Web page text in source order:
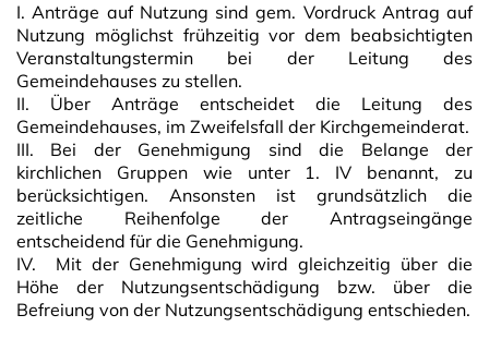
I. Anträge auf Nutzung sind gem. Vordruck Antrag auf
Nutzung möglichst frühzeitig vor dem beabsichtigten
Veranstaltungstermin bei der Leitung des
Gemeindehauses zu stellen.
II. Über Anträge entscheidet die Leitung des
Gemeindehauses, im Zweifelsfall der Kirchgemeinderat.
III. Bei der Genehmigung sind die Belange der
kirchlichen Gruppen wie unter 1. IV benannt, zu
berücksichtigen. Ansonsten ist grundsätzlich die
zeitliche Reihenfolge der Antragseingänge
entscheidend für die Genehmigung.
IV. Mit der Genehmigung wird gleichzeitig über die
Höhe der Nutzungsentschädigung bzw. über die
Befreiung von der Nutzungsentschädigung entschieden.